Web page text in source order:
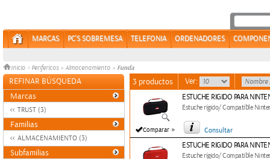
MARCAS PC'S SOBREMESA TELEFONIA ORDENADORES
Inicio > Perifericos » Almacenamiento » Funda
REFINAR BÚSQUEDA
Marcas
TRUST (3)
Familias
ALMACENAMIENTO (3)
Subfamilias
3 productos Ver:
Comparar »
ESTUCHE RIGIDO PARA
Estuche rígido/ Compatible
Consultar
ESTUCHE RIGIDO PARA
Estuche rígido/ Compatible